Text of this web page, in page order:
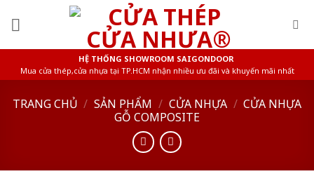
HỆ THỐNG SHOWROOM SAIGONDOOR
Mua cửa thép,cửa nhựa tại TP.HCM nhận nhiều ưu đãi và khuyến mãi nhất
TRANG CHỦ / SẢN PHẨM / CỬA NHỰA / CỬA NHỰA
GỖ COMPOSITE